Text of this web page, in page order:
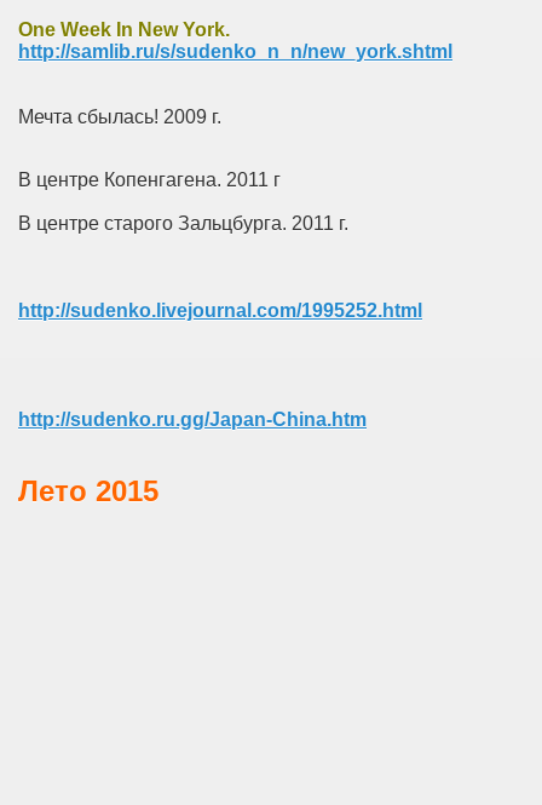
One Week In New York.
http://samlib.ru/s/sudenko_n_n/new_york.shtml
Мечта сбылась! 2009 г.
В центре Копенгагена. 2011 г
В центре старого Зальцбурга. 2011 г.
http://sudenko.livejournal.com/1995252.html
http://sudenko.ru.gg/Japan-China.htm
Лето 2015